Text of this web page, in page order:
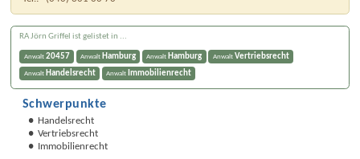
RA Jörn Griffel ist gelistet in ...
Anwalt 20457 Anwalt Hamburg Anwalt Hamburg Anwalt Vertriebsrecht
Anwalt Handelsrecht Anwalt Immobilienrecht
Schwerpunkte
Handelsrecht
Vertriebsrecht
Immobilienrecht